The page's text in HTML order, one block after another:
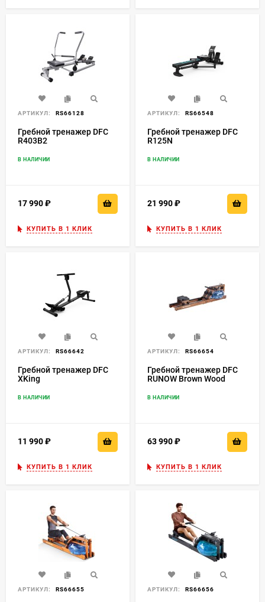
АРТИКУЛ: RS66128
Гребной тренажер DFC
R403B2
В НАЛИЧИИ
17 990
КУПИТЬ В 1 КЛИК
АРТИКУЛ: RS66548
Гребной тренажер DFC
R125N
В НАЛИЧИИ
21 990
КУПИТЬ В 1 КЛИК
АРТИКУЛ: RS66642
Гребной тренажер DFC
XKing
В НАЛИЧИИ
11 990
КУПИТЬ В 1 КЛИК
АРТИКУЛ: RS66654
Гребной тренажер DFC
RUNOW Brown Wood
В НАЛИЧИИ
63 990
КУПИТЬ В 1 КЛИК
АРТИКУЛ: RS66655 АРТИКУЛ: RS66656